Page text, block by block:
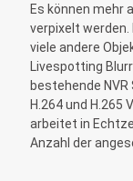
Es können mehr
verpixelt
viele andere
Livespotting
bestehende
H.264 und
arbeitet in
Anzahl der